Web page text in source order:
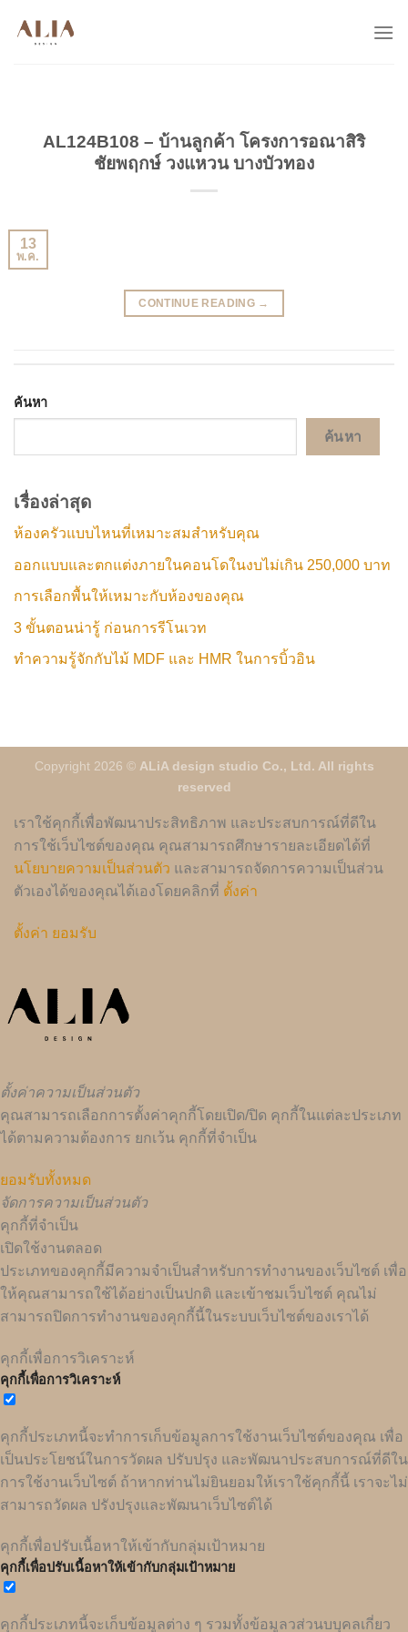
AL124B108 – บ้านลูกค้า โครงการอณาสิริ
ชัยพฤกษ์ วงแหวน บางบัวทอง
13
พ.ค.
CONTINUE READING →
ค้นหา
ค้นหา
เรื่องล่าสุด
ห้องครัวแบบไหนที่เหมาะสมสำหรับคุณ
ออกแบบและตกแต่งภายในคอนโดในงบไม่เกิน 250,000 บาท
การเลือกพื้นให้เหมาะกับห้องของคุณ
3 ขั้นตอนน่ารู้ ก่อนการรีโนเวท
ทำความรู้จักกับไม้ MDF และ HMR ในการบิ้วอิน
Copyright 2026 © ALiA design studio Co., Ltd. All rights
reserved
เราใช้คุกกี้เพื่อพัฒนาประสิทธิภาพ และประสบการณ์ที่ดีใน
การใช้เว็บไซต์ของคุณ คุณสามารถศึกษารายละเอียดได้ที่
นโยบายความเป็นส่วนตัว และสามารถจัดการความเป็นส่วน
ตัวเองได้ของคุณได้เองโดยคลิกที่ ตั้งค่า
ตั้งค่า ยอมรับ
ตั้งค่าความเป็นส่วนตัว
คุณสามารถเลือกการตั้งค่าคุกกี้โดยเปิด/ปิด คุกกี้ในแต่ละประเภท
ได้ตามความต้องการ ยกเว้น คุกกี้ที่จำเป็น
ยอมรับทั้งหมด
จัดการความเป็นส่วนตัว
คุกกี้ที่จำเป็น
เปิดใช้งานตลอด
ประเภทของคุกกี้มีความจำเป็นสำหรับการทำงานของเว็บไซต์ เพื่อ
ให้คุณสามารถใช้ได้อย่างเป็นปกติ และเข้าชมเว็บไซต์ คุณไม่
สามารถปิดการทำงานของคุกกี้นี้ในระบบเว็บไซต์ของเราได้
คุกกี้เพื่อการวิเคราะห์
คุกกี้เพื่อการวิเคราะห์
คุกกี้ประเภทนี้จะทำการเก็บข้อมูลการใช้งานเว็บไซต์ของคุณ เพื่อ
เป็นประโยชน์ในการวัดผล ปรับปรุง และพัฒนาประสบการณ์ที่ดีใน
การใช้งานเว็บไซต์ ถ้าหากท่านไม่ยินยอมให้เราใช้คุกกี้นี้ เราจะไม่
สามารถวัดผล ปรังปรุงและพัฒนาเว็บไซต์ได้
คุกกี้เพื่อปรับเนื้อหาให้เข้ากับกลุ่มเป้าหมาย
คุกกี้เพื่อปรับเนื้อหาให้เข้ากับกลุ่มเป้าหมาย
คุกกี้ประเภทนี้จะเก็บข้อมูลต่าง ๆ รวมทั้งข้อมูลวส่วนบบุคลเกี่ยว